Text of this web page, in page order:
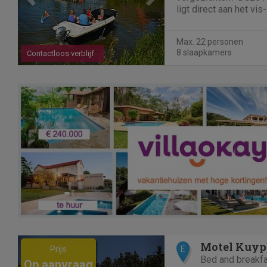
Contactloos verblijf
ligt direct aan het
slaapkamers en een
Max. 22 personen
8 slaapkamers
Previous Next
Prijs E Motel
Bed and